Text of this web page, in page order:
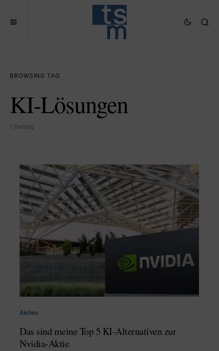
BROWSING TAG
KI-Lösungen
1 Beitrag
Aktien
Das sind meine Top 5 KI-Alternativen zur
Nvidia-Aktie